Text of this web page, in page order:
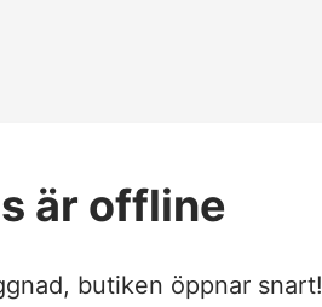
är offline
butiken öppnar snart!